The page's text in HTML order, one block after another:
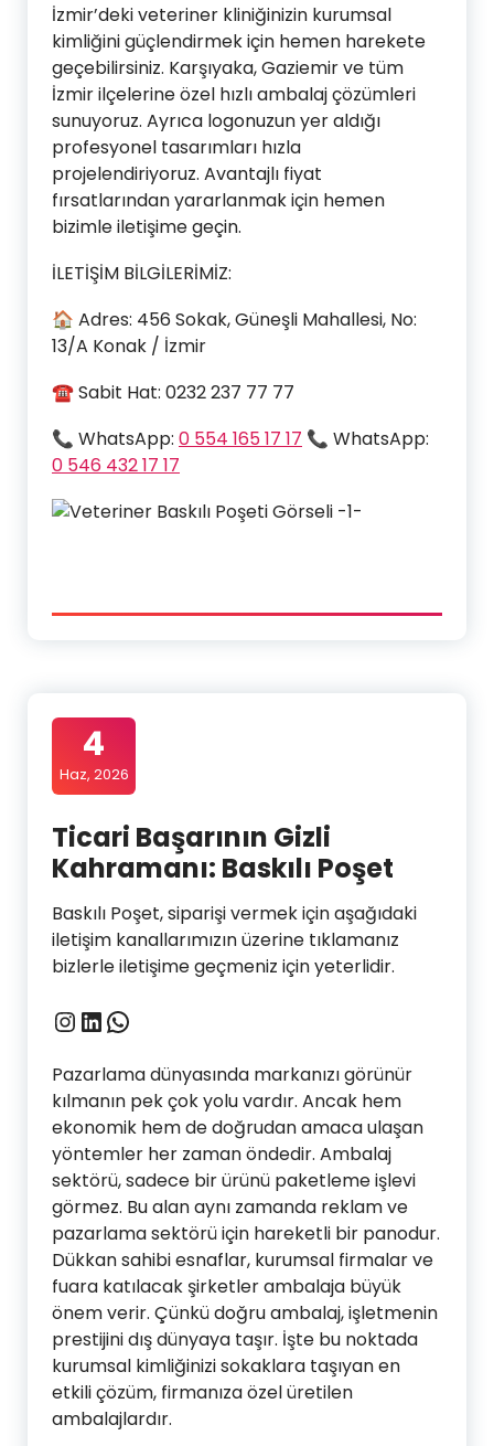
İzmir’deki veteriner kliniğinizin kurumsal
kimliğini güçlendirmek için hemen harekete
geçebilirsiniz. Karşıyaka, Gaziemir ve tüm
İzmir ilçelerine özel hızlı ambalaj çözümleri
sunuyoruz. Ayrıca logonuzun yer aldığı
profesyonel tasarımları hızla
projelendiriyoruz. Avantajlı fiyat
fırsatlarından yararlanmak için hemen
bizimle iletişime geçin.
İLETİŞİM BİLGİLERİMİZ:
🏠 Adres: 456 Sokak, Güneşli Mahallesi, No:
13/A Konak / İzmir
☎ Sabit Hat: 0232 237 77 77
📞 WhatsApp: 0 554 165 17 17 📞 WhatsApp:
0 546 432 17 17
4
Haz, 2026
Ticari Başarının Gizli
Kahramanı: Baskılı Poşet
Baskılı Poşet, siparişi vermek için aşağıdaki
iletişim kanallarımızın üzerine tıklamanız
bizlerle iletişime geçmeniz için yeterlidir.
Instagram
LinkedIn
WhatsApp
Pazarlama dünyasında markanızı görünür
kılmanın pek çok yolu vardır. Ancak hem
ekonomik hem de doğrudan amaca ulaşan
yöntemler her zaman öndedir. Ambalaj
sektörü, sadece bir ürünü paketleme işlevi
görmez. Bu alan aynı zamanda reklam ve
pazarlama sektörü için hareketli bir panodur.
Dükkan sahibi esnaflar, kurumsal firmalar ve
fuara katılacak şirketler ambalaja büyük
önem verir. Çünkü doğru ambalaj, işletmenin
prestijini dış dünyaya taşır. İşte bu noktada
kurumsal kimliğinizi sokaklara taşıyan en
etkili çözüm, firmanıza özel üretilen
ambalajlardır.